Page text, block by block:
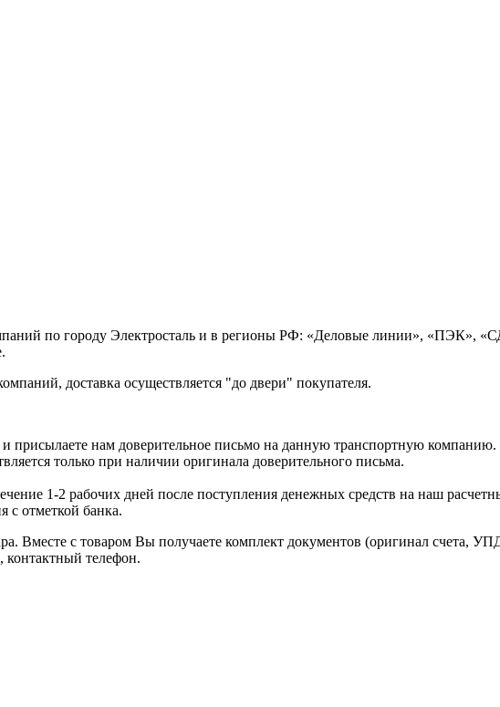
по городу Электросталь и в регионы РФ: «Деловые линии», «ПЭК»,
доставка осуществляется "до двери" покупателя.
нам доверительное письмо на данную транспортную компанию.
только при наличии оригинала доверительного письма.
1-2 рабочих дней после поступления денежных средств на наш
с отметкой банка.
Вместе с товаром Вы получаете комплект документов (оригинал счета,
телефон.